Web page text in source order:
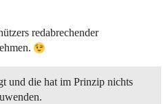
redabrechender
und die hat im Prinzip nichts